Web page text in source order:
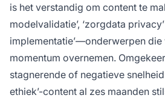
is het verstandig om content te
modelvalidatie’, ‘zorgdata
implementatie’—onderwerpen
momentum overnemen.
stagnerende of negatieve
ethiek’-content al zes maanden